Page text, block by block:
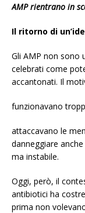
AMP rientrano in
Il ritorno di
Gli AMP non sono
celebrati come
accantonati. Il
funzionavano
attaccavano le
danneggiare
ma instabile.
Oggi, però, il
antibiotici ha
prima non